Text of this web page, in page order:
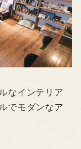
なインテリア
でモダンなア